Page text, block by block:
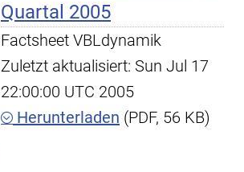
Quartal 2005
Factsheet VBLdynamik
Zuletzt aktualisiert: Sun Jul 17
22:00:00 UTC 2005
Herunterladen (PDF, 56 KB)